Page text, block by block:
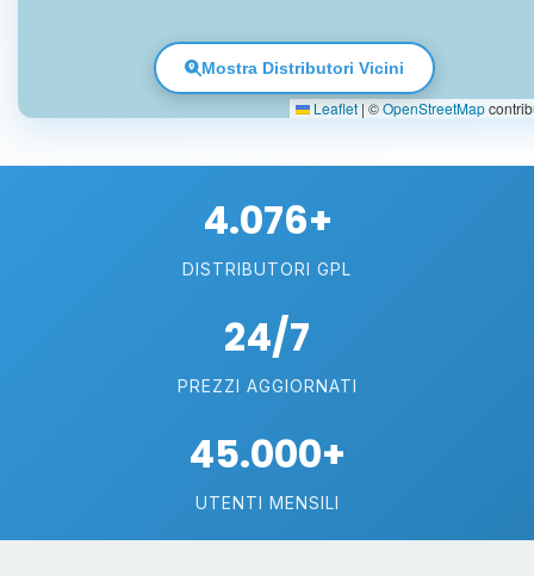
Leaflet | ©OpenStreetMap
Mostra Distributori Vicini
4.076+
DISTRIBUTORI GPL
24/7
PREZZI AGGIORNATI
45.000+
UTENTI MENSILI